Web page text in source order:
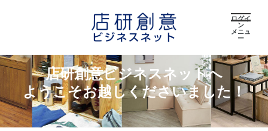
ログイ
ン
メニュ
ー
店研創意ビジネスネットへ
ようこそお越しくださいました！